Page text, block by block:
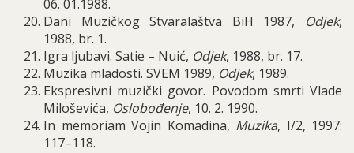
06. 01.1988.
Dani Muzičkog Stvaralaštva BiH 1987, Odjek,
1988, br. 1.
Igra ljubavi. Satie – Nuić, Odjek, 1988, br. 17.
Muzika mladosti. SVEM 1989, Odjek, 1989.
Ekspresivni muzički govor. Povodom smrti Vlade
Miloševića, Oslobođenje, 10. 2. 1990.
In memoriam Vojin Komadina, Muzika, I/2, 1997:
117–118.